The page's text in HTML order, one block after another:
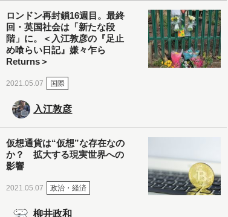
ロンドン再封鎖16週目。最終
回・英国社会は「新たな段
階」に。＜入江敦彦の『足止
め喰らい日記』嫌々乍ら
Returns＞
2021.05.07 国際
入江敦彦
仮想通貨は“仮想”な存在なの
か？ 拡大する現実世界への
影響
2021.05.07 政治・経済
柳井政和